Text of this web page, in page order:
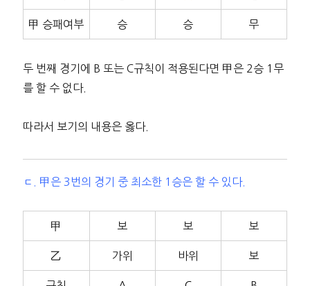
甲 승패여부 승 승 무
두 번째 경기에 B 또는 C규칙이 적용된다면 甲은 2승 1무
를 할 수 없다.
따라서 보기의 내용은 옳다.
ㄷ. 甲은 3번의 경기 중 최소한 1승은 할 수 있다.
甲 보 보 보
乙 가위 바위 보